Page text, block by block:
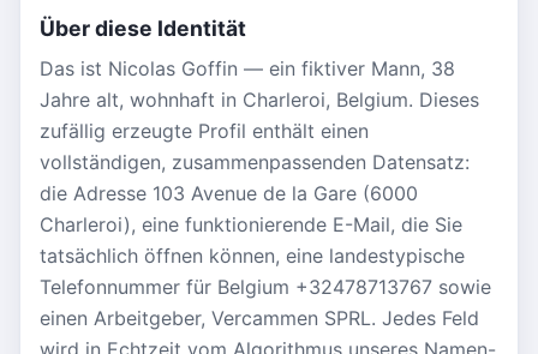
Über diese Identität
Das ist Nicolas Goffin — ein fiktiver Mann, 38
Jahre alt, wohnhaft in Charleroi, Belgium. Dieses
zufällig erzeugte Profil enthält einen
vollständigen, zusammenpassenden Datensatz:
die Adresse 103 Avenue de la Gare (6000
Charleroi), eine funktionierende E-Mail, die Sie
tatsächlich öffnen können, eine landestypische
Telefonnummer für Belgium +32478713767 sowie
einen Arbeitgeber, Vercammen SPRL. Jedes Feld
wird in Echtzeit vom Algorithmus unseres Namen-